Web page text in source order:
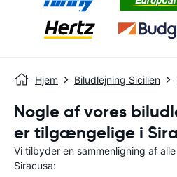
Hjem Biludlejning Sicilien
Nogle af vores
er tilgængelige i
Vi tilbyder en sammenligning af
Siracusa: